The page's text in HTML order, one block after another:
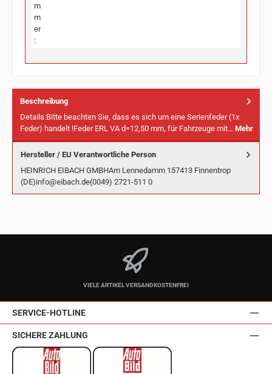
m
m
er
:
Beschreibung
Details:Bitte beachten Sie, dass es sich um eine Serienfeder (1x
Feder) handelt !Feder ERL VA d=12,50 mm, für Fahrzeuge mit… Mehr
Hersteller / EU Verantwortliche Person
HEINRICH EIBACH GMBHAm Lennedamm 157413 Finnentrop
(DE)info@eibach.de(0049) 2721-511 0
VIELE ARTIKEL VERSANDKOSTENFREI
SERVICE-HOTLINE
SICHERE ZAHLUNG